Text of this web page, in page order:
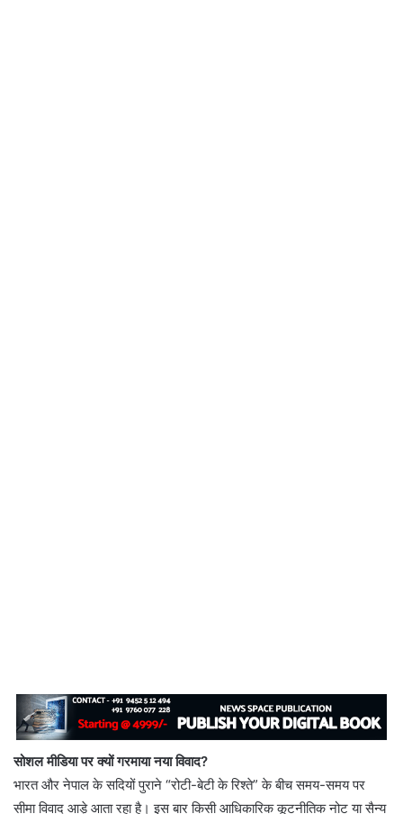
सोशल मीडिया पर क्यों गरमाया नया विवाद?
भारत और नेपाल के सदियों पुराने “रोटी-बेटी के रिश्ते” के बीच समय-समय पर
सीमा विवाद आड़े आता रहा है। इस बार किसी आधिकारिक कूटनीतिक नोट या सैन्य